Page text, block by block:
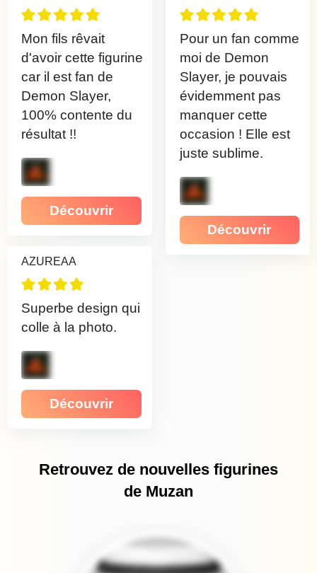
Mon fils rêvait
d'avoir cette figurine
car il est fan de
Demon Slayer,
100% contente du
résultat !!
Découvrir
AZUREAA
Superbe design qui
colle à la photo.
Découvrir
Pour un fan comme
moi de Demon
Slayer, je pouvais
évidemment pas
manquer cette
occasion ! Elle est
juste sublime.
Découvrir
Retrouvez de nouvelles figurines
de Muzan